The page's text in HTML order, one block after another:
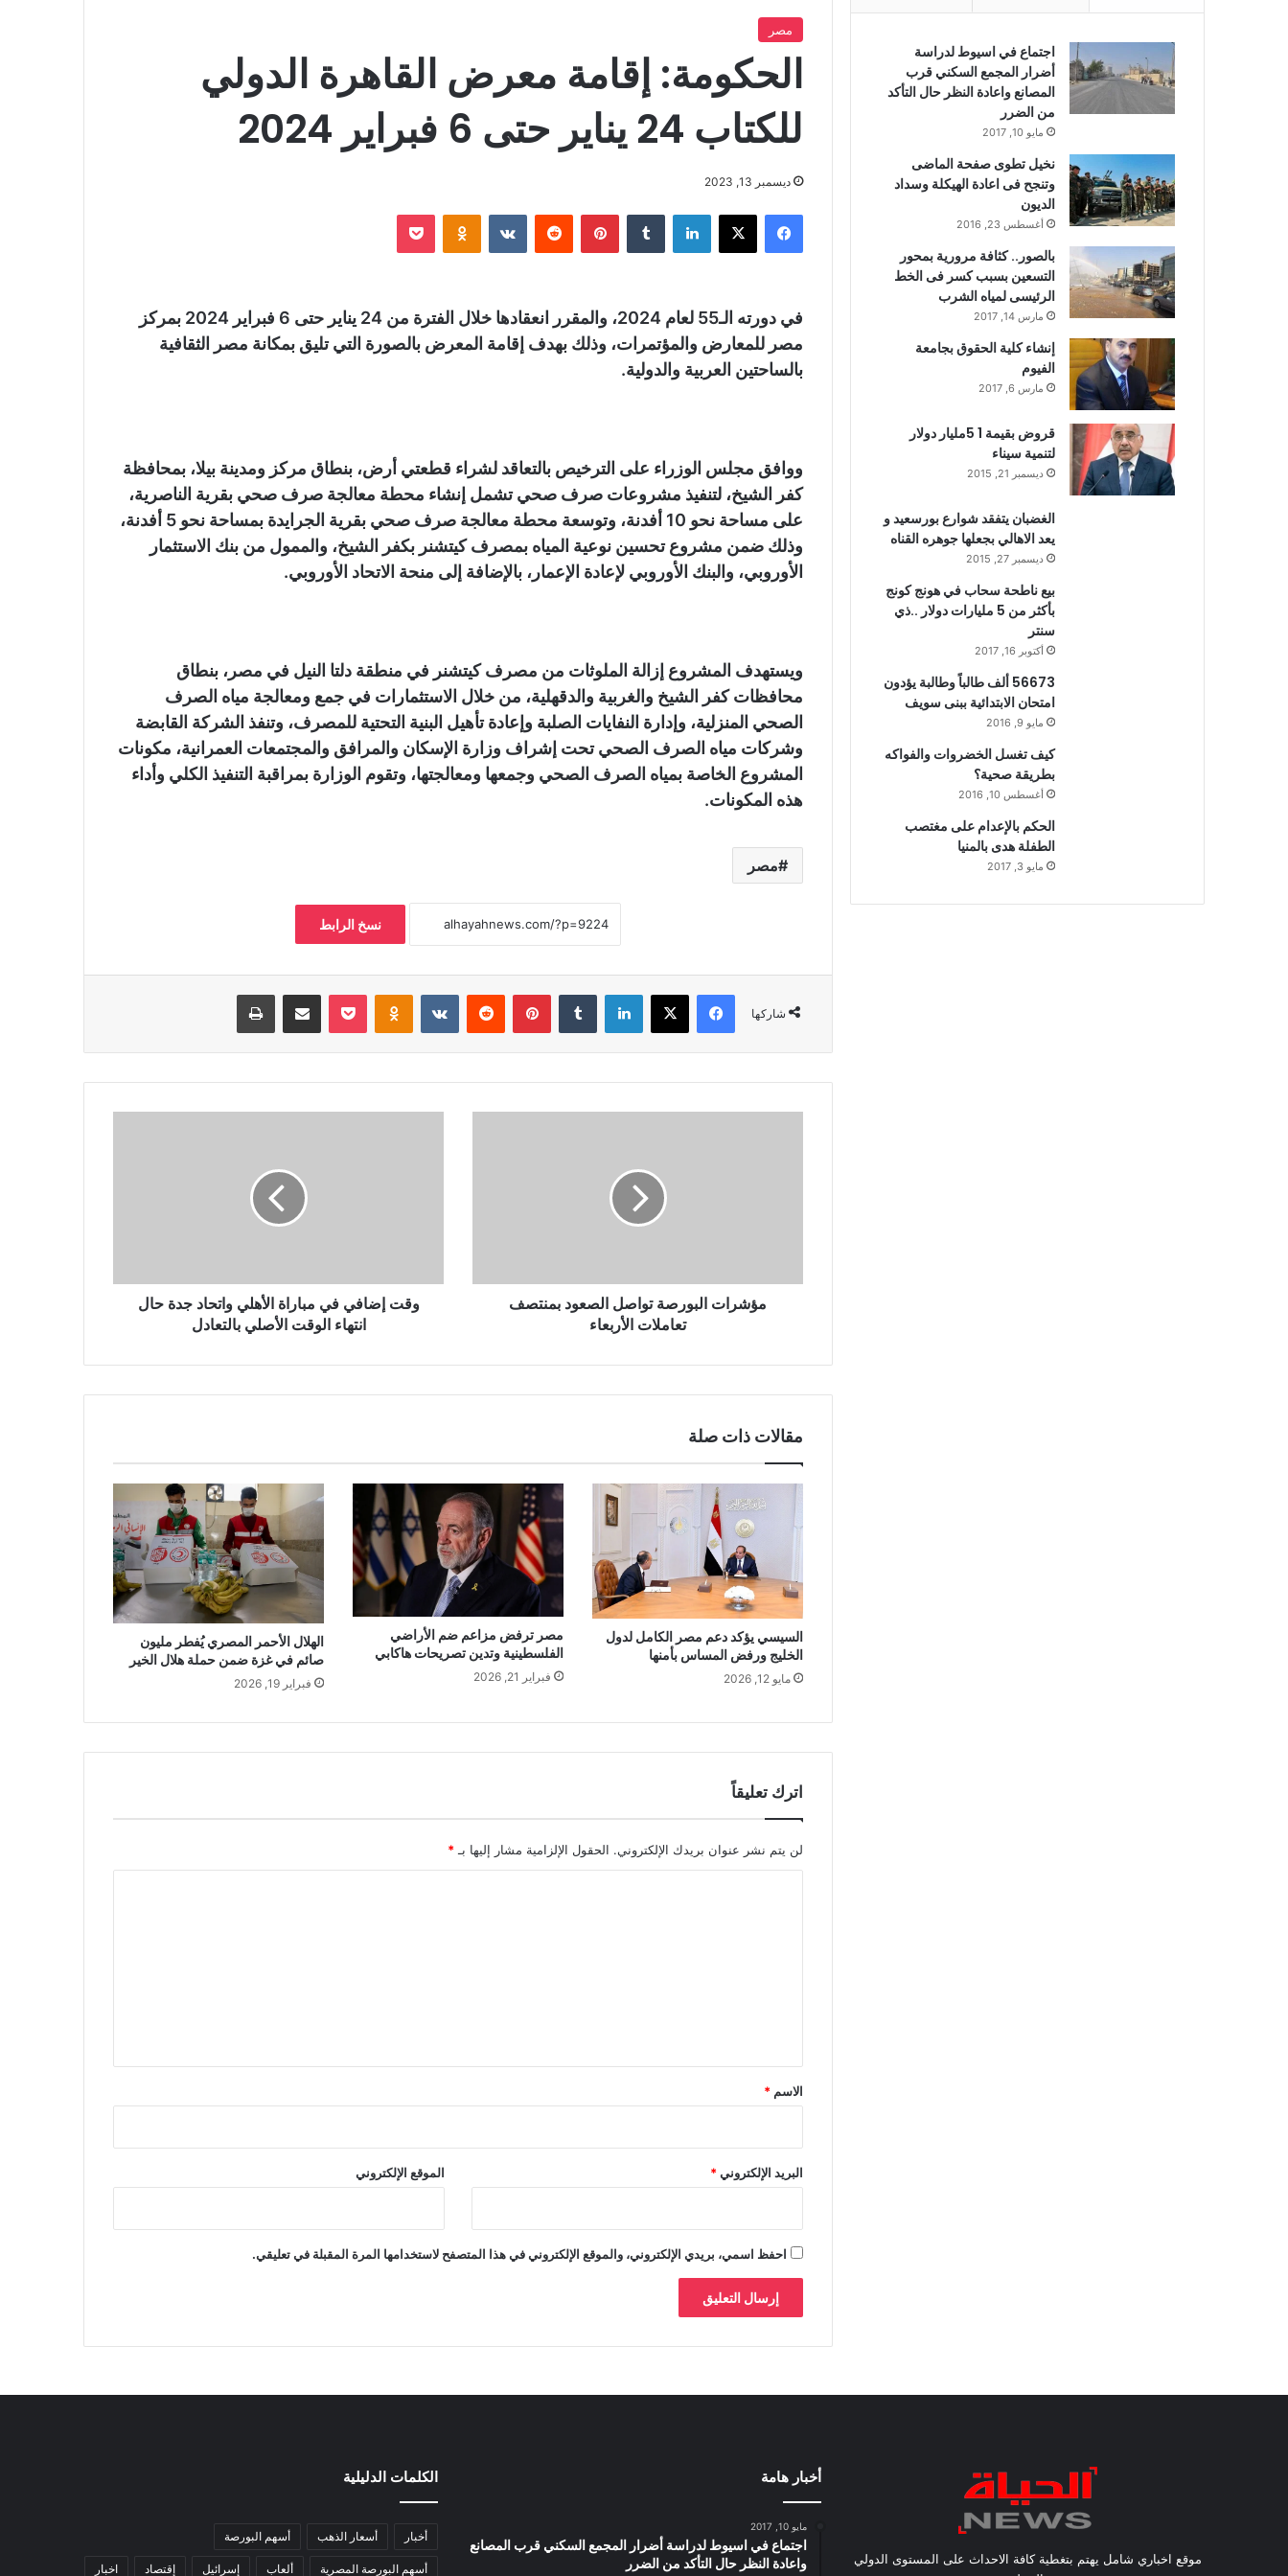
مصر
الحكومة: إقامة معرض القاهرة الدولي
للكتاب 24 يناير حتى 6 فبراير 2024
ديسمبر 13, 2023
فيسبوك لينكدإن بينتيريست
في دورته الـ55 لعام 2024، والمقرر انعقادها خلال الفترة من 24 يناير حتى 6 فبراير 2024 بمركز
مصر للمعارض والمؤتمرات، وذلك بهدف إقامة المعرض بالصورة التي تليق بمكانة مصر الثقافية
بالساحتين العربية والدولية.
ووافق مجلس الوزراء على الترخيص بالتعاقد لشراء قطعتي أرض، بنطاق مركز ومدينة بيلا، بمحافظة
كفر الشيخ، لتنفيذ مشروعات صرف صحي تشمل إنشاء محطة معالجة صرف صحي بقرية الناصرية،
على مساحة نحو 10 أفدنة، وتوسعة محطة معالجة صرف صحي بقرية الجرايدة بمساحة نحو 5 أفدنة،
وذلك ضمن مشروع تحسين نوعية المياه بمصرف كيتشنر بكفر الشيخ، والممول من بنك الاستثمار
الأوروبي، والبنك الأوروبي لإعادة الإعمار، بالإضافة إلى منحة الاتحاد الأوروبي.
ويستهدف المشروع إزالة الملوثات من مصرف كيتشنر في منطقة دلتا النيل في مصر، بنطاق
محافظات كفر الشيخ والغربية والدقهلية، من خلال الاستثمارات في جمع ومعالجة مياه الصرف
الصحي المنزلية، وإدارة النفايات الصلبة وإعادة تأهيل البنية التحتية للمصرف، وتنفذ الشركة القابضة
وشركات مياه الصرف الصحي تحت إشراف وزارة الإسكان والمرافق والمجتمعات العمرانية، مكونات
المشروع الخاصة بمياه الصرف الصحي وجمعها ومعالجتها، وتقوم الوزارة بمراقبة التنفيذ الكلي وأداء
هذه المكونات.
مصر
نسخ الرابط
شاركها
فيسبوك لينكدإن بينتيريست بوكيت
مؤشرات البورصة تواصل الصعود بمنتصف
تعاملات الأربعاء
وقت إضافي في مباراة الأهلي واتحاد جدة حال
انتهاء الوقت الأصلي بالتعادل
مقالات ذات صلة
السيسي يؤكد دعم مصر الكامل لدول
الخليج ورفض المساس بأمنها
مايو 12, 2026
مصر ترفض مزاعم ضم الأراضي
الفلسطينية وتدين تصريحات هاكابي
فبراير 21, 2026
الهلال الأحمر المصري يُفطر مليون
صائم في غزة ضمن حملة هلال الخير
فبراير 19, 2026
اترك تعليقاً
لن يتم نشر عنوان بريدك الإلكتروني. الحقول الإلزامية مشار إليها بـ*
*
الاسم *
البريد الإلكتروني* الموقع الإلكتروني
احفظ اسمي، بريدي الإلكتروني، والموقع الإلكتروني في هذا المتصفح لاستخدامها المرة المقبلة في تعليقي.
اجتماع في اسيوط لدراسة
أضرار المجمع السكني قرب
المصانع واعادة النظر حال التأكد
من الضرر
مايو 10, 2017
نخيل تطوى صفحة الماضى
وتنجح فى اعادة الهيكلة وسداد
الديون
أغسطس 23, 2016
بالصور.. كثافة مرورية بمحور
التسعين بسبب كسر فى الخط
الرئيسى لمياه الشرب
مارس 14, 2017
إنشاء كلية الحقوق بجامعة
الفيوم
مارس 6, 2017
قروض بقيمة 1 5مليار دولار
لتنمية سيناء
ديسمبر 21, 2015
الغضبان يتفقد شوارع بورسعيد و
يعد الاهالي بجعلها جوهره القناه
ديسمبر 27, 2015
بيع ناطحة سحاب في هونج كونج
بأكثر من 5 مليارات دولار ..ذي
سنتر
أكتوبر 16, 2017
56673 ألف طالباً وطالبة يؤدون
امتحان الابتدائية ببنى سويف
مايو 9, 2016
كيف تغسل الخضروات والفواكه
بطريقة صحية؟
أغسطس 10, 2016
الحكم بالإعدام على مغتصب
الطفلة هدى بالمنيا
مايو 3, 2017
موقع اخباري شامل يهتم بتغطية كافة الاحداث على المستوى الدولي
أخبار هامة
مايو 10, 2017
اجتماع في اسيوط لدراسة أضرار المجمع السكني قرب المصانع
واعادة النظر حال التأكد من الضرر
الكلمات الدليلية
أخبار أسعار الذهب أسهم البورصة
أسهم البورصة المصرية ألعاب إسرائيل إقتصاد اخبار